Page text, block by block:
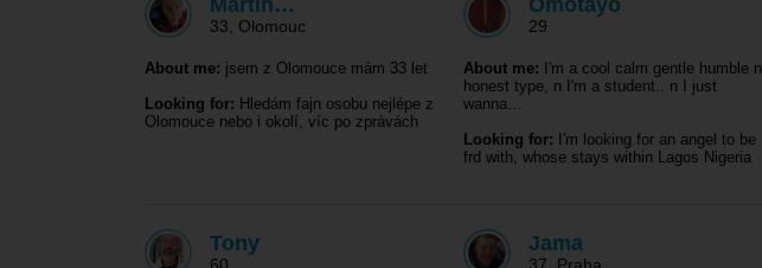
Martin…
33 Olomouc
About me: jsem z Olomouce mám 33 let
Looking for: Hledám fajn osobu nejlépe z
Olomouce nebo i okolí, víc po zprávách
Omotayo
29
About me: I'm a cool calm gentle humble n
honest type, n I'm a student.. n I just
wanna…
Looking for: I'm looking for an angel to be
frd with, whose stays within Lagos Nigeria
Tony Jama